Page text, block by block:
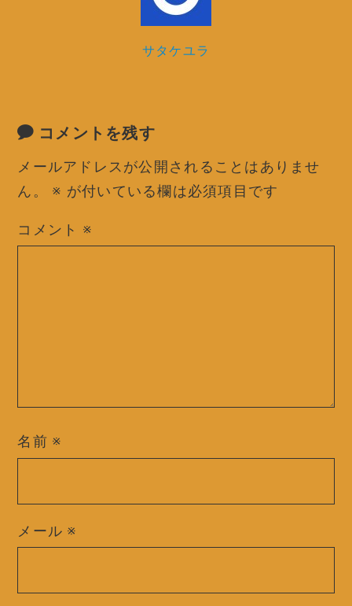
サタケユラ
コメントを残す
メールアドレスが公開されることはありませ
ん。
※ が付いている欄は必須項目です
コメント ※
名前 ※
メール ※